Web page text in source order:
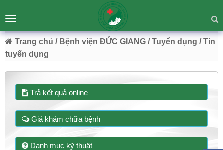
BỆNH VIỆN ĐA KHOA ĐỨC GIANG
Chuyên Sâu - Tận Tâm - Vươn Tầm
54 Trường Lâm, Việt Hưng, Hà Nội
Toggle
navigation
Trang chủ / Bệnh viện ĐỨC GIANG / Tuyển dụng / Tin
tuyển dụng
Trả kết quả online
Giá khám chữa bệnh
Danh mục kỹ thuật